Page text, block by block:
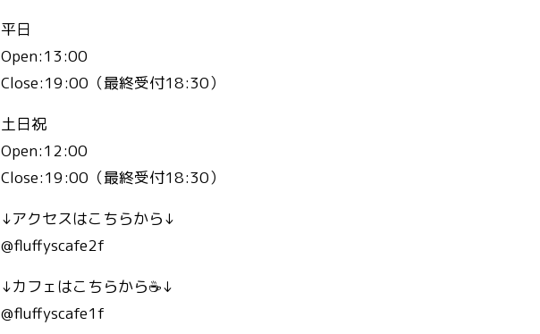
平日
Open:13:00
Close:19:00（最終受付18:30）
土日祝
Open:12:00
Close:19:00（最終受付18:30）
↓アクセスはこちらから↓
@fluffyscafe2f
↓カフェはこちらから☕️↓
@fluffyscafe1f